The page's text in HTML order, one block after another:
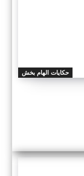
حکایات الهام بخش